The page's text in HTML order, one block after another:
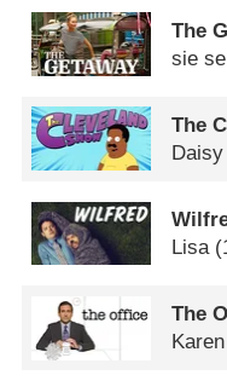
The
sie
The
Daisy
Lisa
The